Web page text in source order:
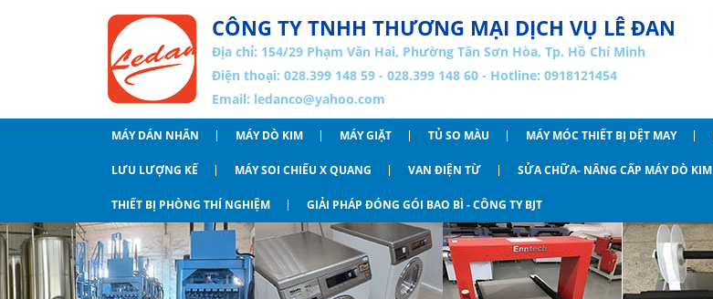
CÔNG TY TNHH THƯƠNG MẠI DỊCH VỤ LÊ ĐAN
Địa chỉ: 154/29 Phạm Văn Hai, Phường Tân Sơn Hòa, Tp. Hồ Chí Minh
Điện thoại: 028.399 148 59 - 028.399 148 60 - Hotline: 0918121454
Email: ledanco@yahoo.com
MÁY DÁN NHÃN MÁY DÒ KIM MÁY GIẶT TỦ SO MÀU MÁY MÓC THIẾT BỊ DỆT MAY
LƯU LƯỢNG KẾ MÁY SOI CHIẾU X QUANG VAN ĐIỆN TỪ SỬA CHỮA- NÂNG CẤP MÁY DÒ KIM
THIẾT BỊ PHÒNG THÍ NGHIỆM GIẢI PHÁP ĐÓNG GÓI BAO BÌ - CÔNG TY BJT